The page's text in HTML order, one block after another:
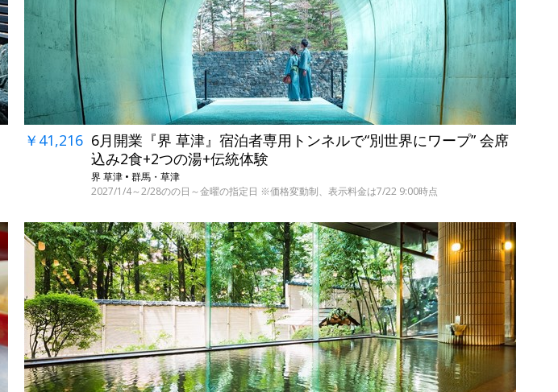
￥41,216 6月開業『界 草津』宿泊者専用トンネルで“別世界にワープ” 会席
込み2食+2つの湯+伝統体験
界 草津 • 群馬・草津
2027/1/4～2/28のの日～金曜の指定日 ※価格変動制、表示料金は7/22 9:00時点
←